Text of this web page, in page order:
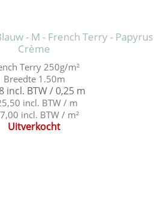
- M - French Terry - Papyrus
Crème
Terry 250g/m²
Breedte 1.50m
incl. BTW / 0,25 m
incl. BTW / m
incl. BTW / m²
Uitverkocht